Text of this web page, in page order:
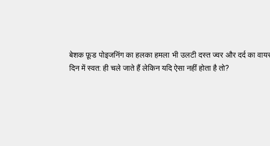
बेशक फ़ूड पोइजनिंग का हलका हमला भी उलटी दस्त ज्वर और दर्द का
दिन में स्वत: ही चले जाते हैं लेकिन यदि ऐसा नहीं होता है तो?